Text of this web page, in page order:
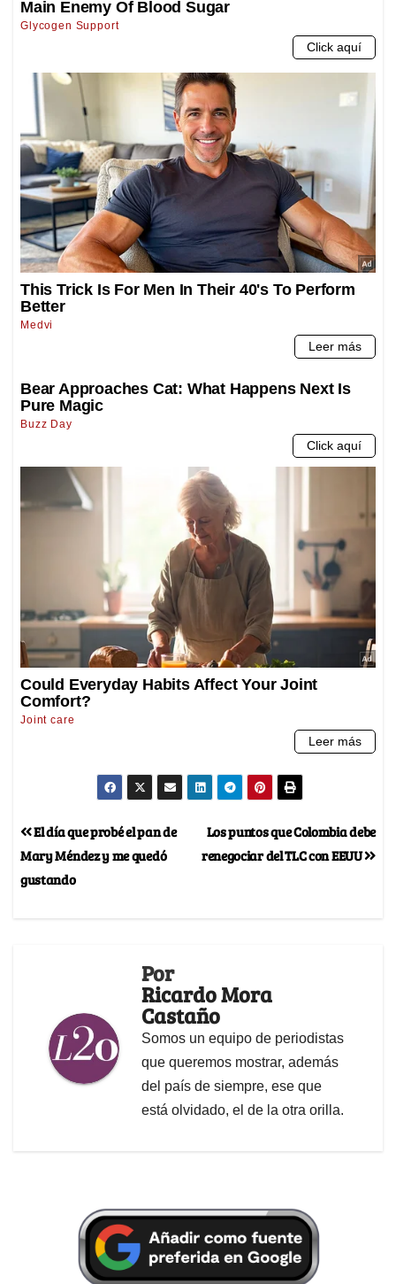
Los puntos que Colombia debe
renegociar del TLC con EEUU
El día que probé el pan de
Mary Méndez y me quedó
gustando
Por
Ricardo Mora
Castaño
Somos un equipo de periodistas
que queremos mostrar, además
del país de siempre, ese que
está olvidado, el de la otra orilla.